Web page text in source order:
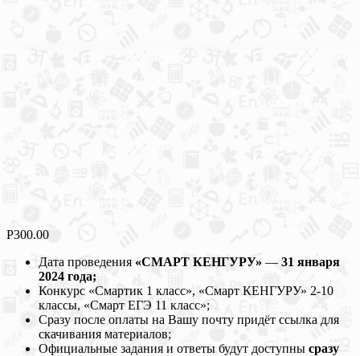
Р300.00
Дата проведения «СМАРТ КЕНГУРУ» —31 января
2024 года;
Конкурс «Смартик 1 класс», «Смарт КЕНГУРУ» 2-10
классы, «Смарт ЕГЭ 11 класс»;
Сразу после оплаты на Вашу почту придёт ссылка для
скачивания материалов;
Официальные задания и ответы будут доступны сразу